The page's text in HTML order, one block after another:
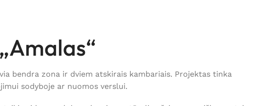
bendra zona ir dviem atskirais kambariais. Projektas tinka
sodyboje ar nuomos verslui.